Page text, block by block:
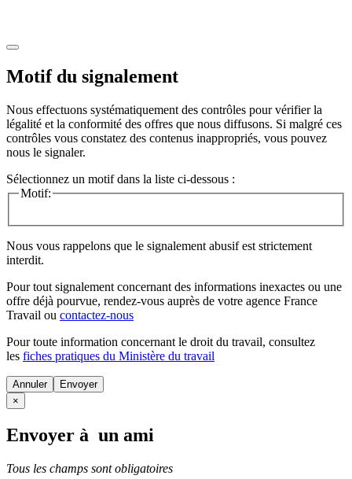
Motif du signalement
Nous effectuons systématiquement des contrôles pour vérifier la
légalité et la conformité des offres que nous diffusons. Si malgré ces
contrôles vous constatez des contenus inappropriés, vous pouvez
nous le signaler.
Sélectionnez un motif dans la liste ci-dessous :
Motif:
Nous vous rappelons que le signalement abusif est strictement
interdit.
Pour tout signalement concernant des informations inexactes ou une
offre déjà pourvue, rendez-vous auprès de votre agence France
Travail ou contactez-nous
Pour toute information concernant le droit du travail, consultez
les fiches pratiques du Ministère du travail
Annuler
×
Envoyer à un ami
Tous les champs sont obligatoires